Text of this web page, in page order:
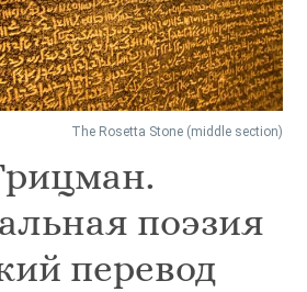
The Rosetta Stone (middle section)
поэзия
перевод